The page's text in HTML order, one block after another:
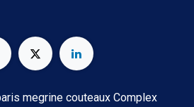
megrine couteaux Complex